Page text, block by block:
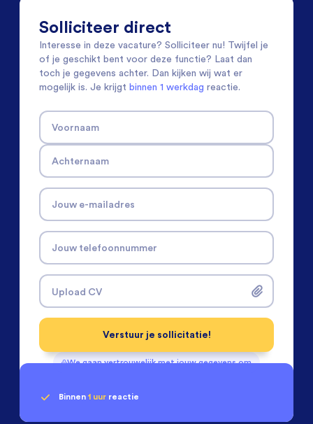
Solliciteer direct
Interesse in deze vacature? Solliciteer nu! Twijfel je
of je geschikt bent voor deze functie? Laat dan
toch je gegevens achter. Dan kijken wij wat er
mogelijk is. Je krijgt binnen 1 werkdag reactie.
Voornaam
Achternaam
Jouw e-mailadres
Jouw telefoonnummer
Upload CV
We gaan vertrouwelijk met jouw gegevens om
Verstuur je sollicitatie!
Binnen 1 uur reactie